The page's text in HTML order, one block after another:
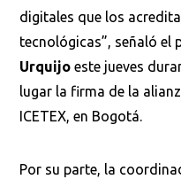
digitales que los
tecnológicas”, señaló el
Urquijo este jueves
lugar la firma de la
ICETEX, en Bogotá.
Por su parte, la